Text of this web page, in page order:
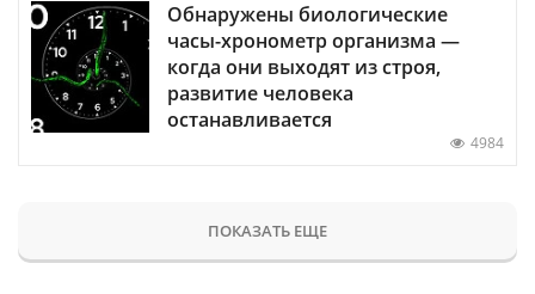
Обнаружены биологические
часы-хронометр организма —
когда они выходят из строя,
развитие человека
останавливается
4984
ПОКАЗАТЬ ЕЩЕ